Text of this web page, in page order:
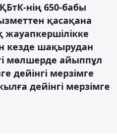
нің 650-бабы
қасақана
кезде шақырудан
мөлшерде айыппұл
дейінгі мерзімге
дейінгі мерзімге